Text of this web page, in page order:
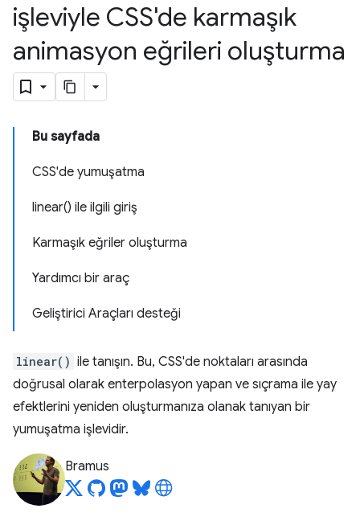
işleviyle CSS'de karmaşık
animasyon eğrileri oluşturma
Bu sayfada
CSS'de yumuşatma
linear() ile ilgili giriş
Karmaşık eğriler oluşturma
Yardımcı bir araç
Geliştirici Araçları desteği
linear() ile tanışın. Bu, CSS'de noktaları arasında
doğrusal olarak enterpolasyon yapan ve sıçrama ile yay
efektlerini yeniden oluşturmanıza olanak tanıyan bir
yumuşatma işlevidir.
Bramus